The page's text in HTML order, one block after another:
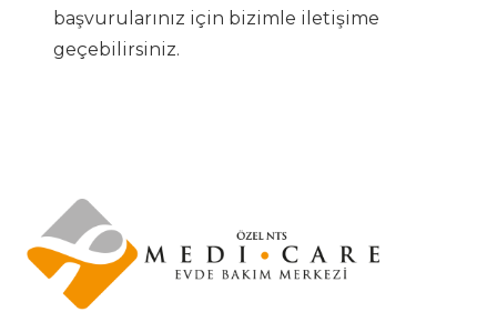
başvurularınız için bizimle iletişime
geçebilirsiniz.